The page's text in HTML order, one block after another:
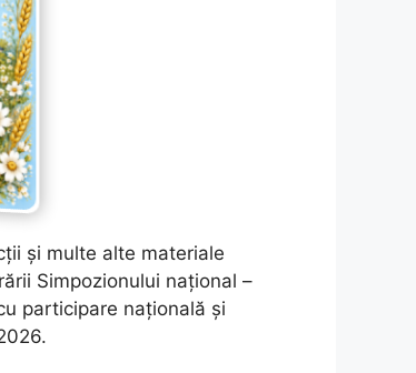
și multe alte materiale
Simpozionului național –
participare națională și